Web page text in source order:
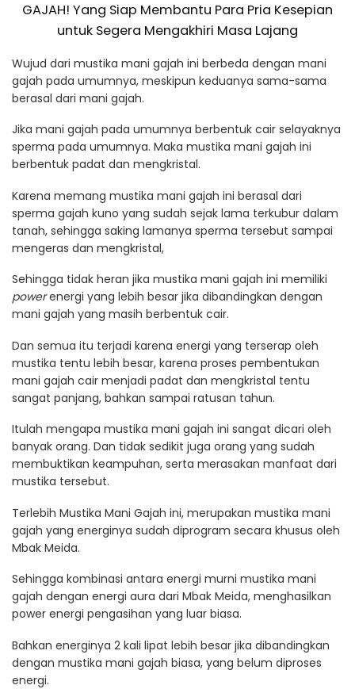
GAJAH! Yang Siap Membantu Para Pria Kesepian
untuk Segera Mengakhiri Masa Lajang
Wujud dari mustika mani gajah ini berbeda dengan mani
gajah pada umumnya, meskipun keduanya sama-sama
berasal dari mani gajah.
Jika mani gajah pada umumnya berbentuk cair selayaknya
sperma pada umumnya. Maka mustika mani gajah ini
berbentuk padat dan mengkristal.
Karena memang mustika mani gajah ini berasal dari
sperma gajah kuno yang sudah sejak lama terkubur dalam
tanah, sehingga saking lamanya sperma tersebut sampai
mengeras dan mengkristal,
Sehingga tidak heran jika mustika mani gajah ini memiliki
powerenergi yang lebih besar jika dibandingkan dengan
mani gajah yang masih berbentuk cair.
Dan semua itu terjadi karena energi yang terserap oleh
mustika tentu lebih besar, karena proses pembentukan
mani gajah cair menjadi padat dan mengkristal tentu
sangat panjang, bahkan sampai ratusan tahun.
Itulah mengapa mustika mani gajah ini sangat dicari oleh
banyak orang. Dan tidak sedikit juga orang yang sudah
membuktikan keampuhan, serta merasakan manfaat dari
mustika tersebut.
Terlebih Mustika Mani Gajah ini, merupakan mustika mani
gajah yang energinya sudah diprogram secara khusus oleh
Mbak Meida.
Sehingga kombinasi antara energi murni mustika mani
gajah dengan energi aura dari Mbak Meida, menghasilkan
power energi pengasihan yang luar biasa.
Bahkan energinya 2 kali lipat lebih besar jika dibandingkan
dengan mustika mani gajah biasa, yang belum diproses
energi.